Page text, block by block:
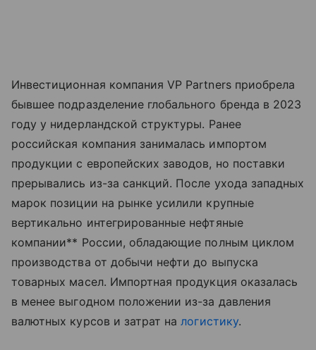
Инвестиционная компания VP Partners приобрела
бывшее подразделение глобального бренда в 2023
году у нидерландской структуры. Ранее
российская компания занималась импортом
продукции с европейских заводов, но поставки
прерывались из-за санкций. После ухода западных
марок позиции на рынке усилили крупные
вертикально интегрированные нефтяные
компании** России, обладающие полным циклом
производства от добычи нефти до выпуска
товарных масел. Импортная продукция оказалась
в менее выгодном положении из-за давления
валютных курсов и затрат налогистику.